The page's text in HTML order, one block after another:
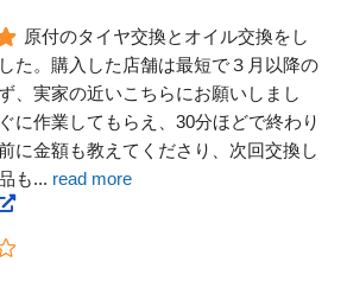
原付のタイヤ交換とオイル交換をし
た。購入した店舗は最短で３月以降の
、実家の近いこちらにお願いしまし
に作業してもらえ、30分ほどで終わり
に金額も教えてくださり、次回交換し
も... read more